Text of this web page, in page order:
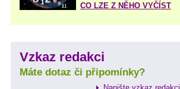
CO LZE Z NĚHO VYČÍST
Vzkaz redakci
Máte dotaz či připomínky?